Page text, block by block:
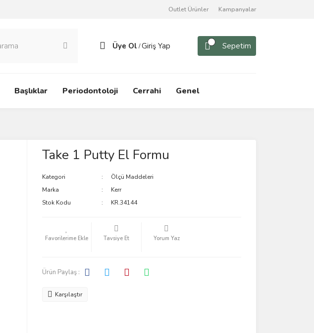
Outlet Ürünler Kampanyalar
Üye Ol /Giriş Yap Sepetim
Başlıklar Periodontoloji Cerrahi Genel
Take 1 Putty El Formu
Kategori
Ölçü Maddeleri
Marka
Kerr
Stok Kodu
KR.34144
Tavsiye Et Yorum Yaz
Ürün Paylaş :
Karşılaştır